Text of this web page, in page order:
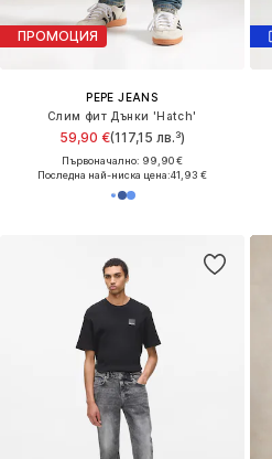
ПРОМОЦИЯ
PEPE JEANS
Слим фит Дънки 'Hatch'
59,90 €(117,15 лв.³)
Първоначално: 99,90 €
Последна най-ниска цена:41,93 €